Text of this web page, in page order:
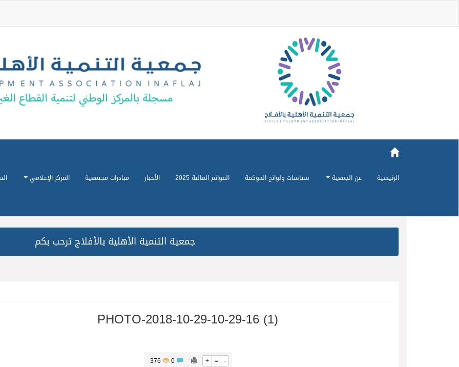
الرئيسية عن الجمعية سياسات ولوائح الحوكمة القوائم المالية 2025 الأخبار مبادرات مجتمعية المركز الإعلامي
جمعية التنمية الأهلية بالأفلاج ترحب بكم
PHOTO-2018-10-29-10-29-16 (1)
+ = -
0
376